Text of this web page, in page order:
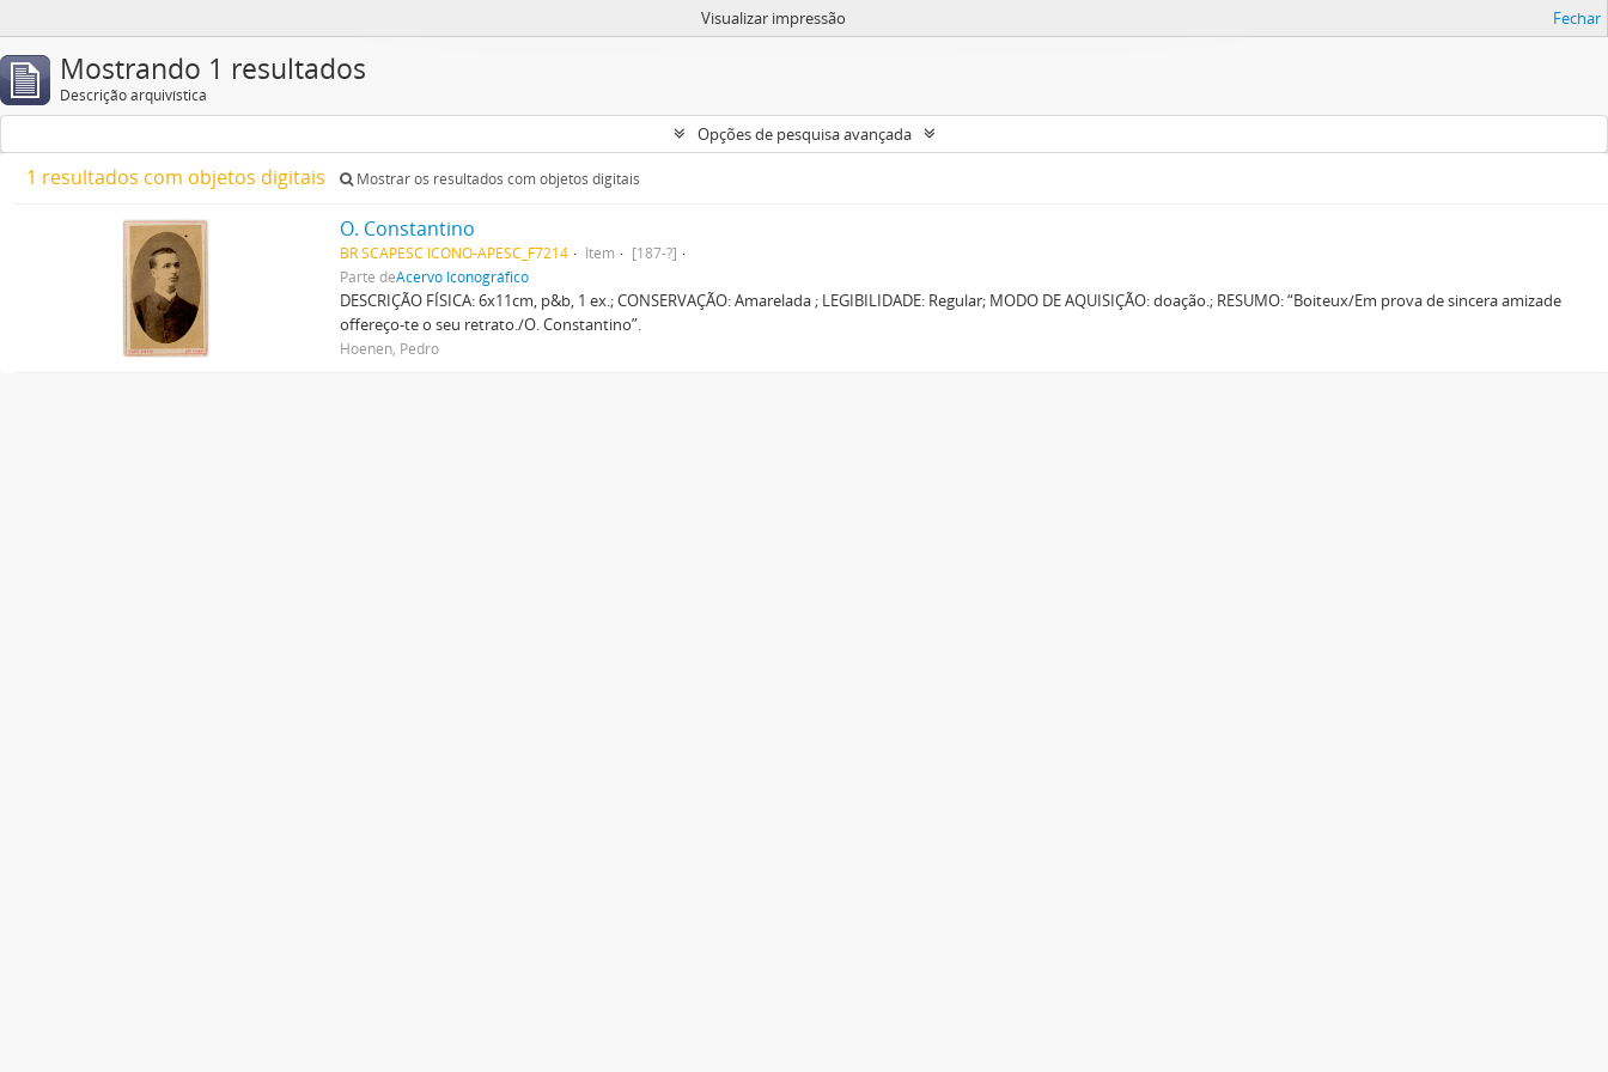
Visualizar impressão Fechar
Mostrando 1 resultados
Descrição arquivística
Opções de pesquisa avançada
1 resultados com objetos digitais Mostrar os resultados com objetos digitais
O. Constantino
BR SCAPESC ICONO-APESC_F7214 Item
[187-?]
Parte deAcervo Iconográfico
DESCRIÇÃO FÍSICA: 6x11cm, p&b, 1 ex.; CONSERVAÇÃO: Amarelada ; LEGIBILIDADE: Regular; MODO DE AQUISIÇÃO: doação.; RESUMO: “Boiteux/Em prova de sincera amizade
offereço-te o seu retrato./O. Constantino”.
Hoenen, Pedro